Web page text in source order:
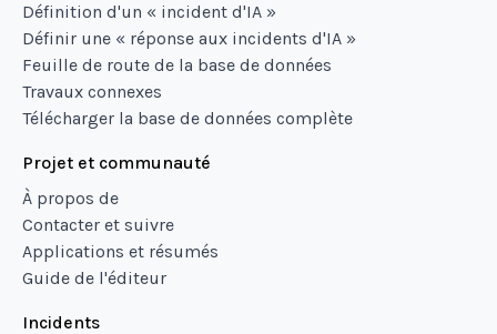
Définition d'un « incident d'IA »
Définir une « réponse aux incidents d'IA »
Feuille de route de la base de données
Travaux connexes
Télécharger la base de données complète
Projet et communauté
À propos de
Contacter et suivre
Applications et résumés
Guide de l'éditeur
Incidents